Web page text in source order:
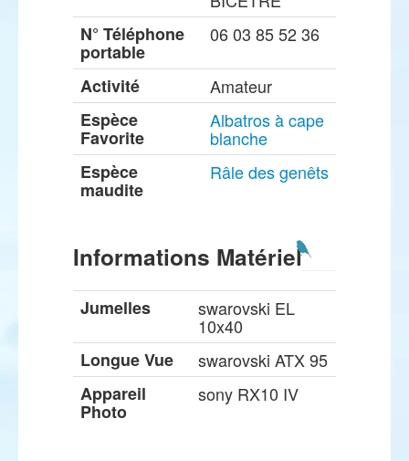
N° Téléphone
portable
06 03 85 52 36
Activité
Amateur
Espèce
Favorite
Albatros à cape
blanche
Espèce
maudite
Râle des genêts
Informations Matériel
Jumelles swarovski EL
10x40
Longue Vue
swarovski ATX 95
Appareil
Photo
sony RX10 IV